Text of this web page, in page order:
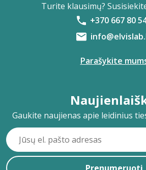
Turite klausimų?
+370 667 80
Parašykite
Gaukite naujienas apie leidinius